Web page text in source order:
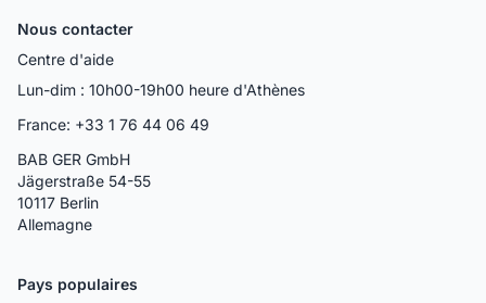
Nous contacter
Centre d'aide
Lun-dim : 10h00-19h00 heure d'Athènes
France: +33 1 76 44 06 49
BAB GER GmbH
Jägerstraße 54-55
10117 Berlin
Allemagne
Pays populaires